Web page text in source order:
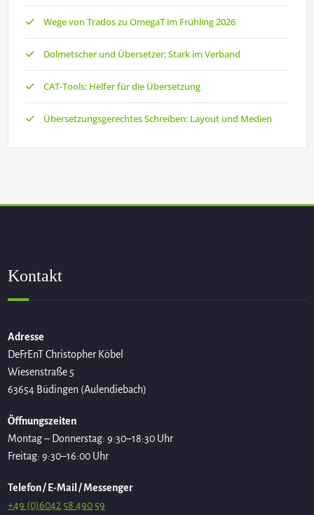
Wege von Trados zu OmegaT im Frühling 2026
Dolmetscher und Übersetzer: Stark im Verband
CAT-Tools: Helfer für die Übersetzung
Übersetzungsgerechtes Schreiben: Layout und Medien
Kontakt
Adresse
DeFrEnT Christopher Köbel
Wiesenstraße 5
63654 Büdingen (Aulendiebach)
Öffnungszeiten
Montag – Donnerstag: 9:30–18:30 Uhr
Freitag: 9:30–16:00 Uhr
Telefon / E-Mail / Messenger
+49 (0)6042 58 490 59